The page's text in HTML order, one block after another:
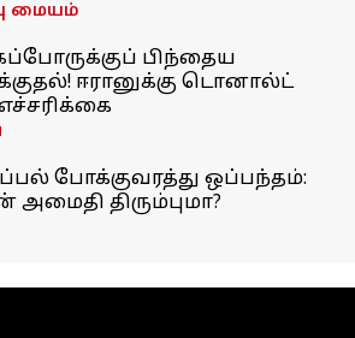
மையம்
பிந்தைய
ஈரானுக்கு டொனால்ட்
போக்குவரத்து ஒப்பந்தம்:
அமைதி திரும்புமா?